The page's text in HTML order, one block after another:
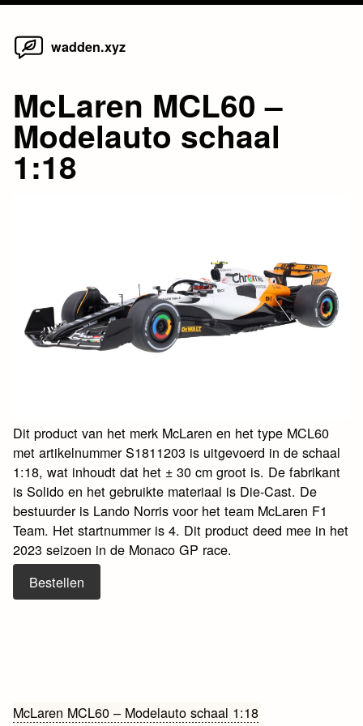
Skip
wadden.xyz
McLaren MCL60 –
Modelauto schaal
1:18
Dit product van het merk McLaren en het type MCL60
met artikelnummer S1811203 is uitgevoerd in de schaal
1:18, wat inhoudt dat het ± 30 cm groot is. De fabrikant
is Solido en het gebruikte materiaal is Die-Cast. De
bestuurder is Lando Norris voor het team McLaren F1
Team. Het startnummer is 4. Dit product deed mee in het
2023 seizoen in de Monaco GP race.
Bestellen
Bericht
McLaren MCL60 – Modelauto schaal 1:18